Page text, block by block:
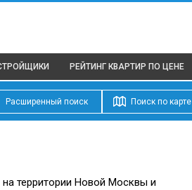
РЕЙТИНГ КВАРТИР ПО ЦЕНЕ
Расширенный поиск Поиск по карте
территории Новой Москвы и